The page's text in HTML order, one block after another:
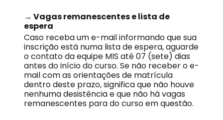
→ Vagas remanescentes e lista de
espera
Caso receba um e-mail informando que sua
inscrição está numa lista de espera, aguarde
o contato da equipe MIS até 07 (sete) dias
antes do início do curso. Se não receber o e-
mail com as orientações de matrícula
dentro deste prazo, significa que não houve
nenhuma desistência e que não há vagas
remanescentes para do curso em questão.